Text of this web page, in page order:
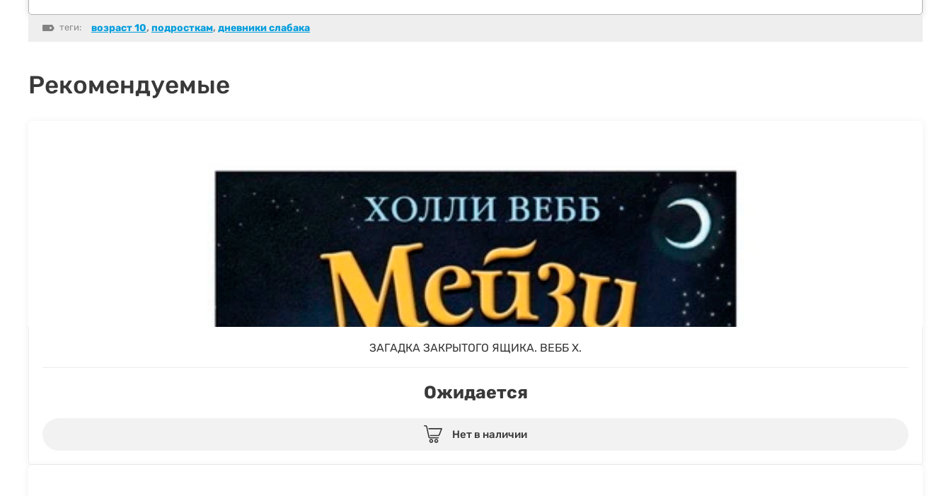
теги: возраст 10, подросткам, дневники слабака
Рекомендуемые
ЗАГАДКА ЗАКРЫТОГО ЯЩИКА. ВЕББ Х.
Ожидается
Нет в наличии